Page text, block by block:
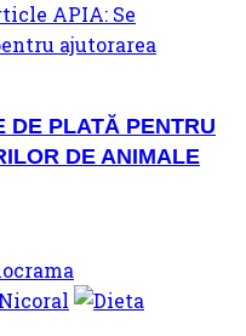
DE PLATĂ PENTRU
DE ANIMALE